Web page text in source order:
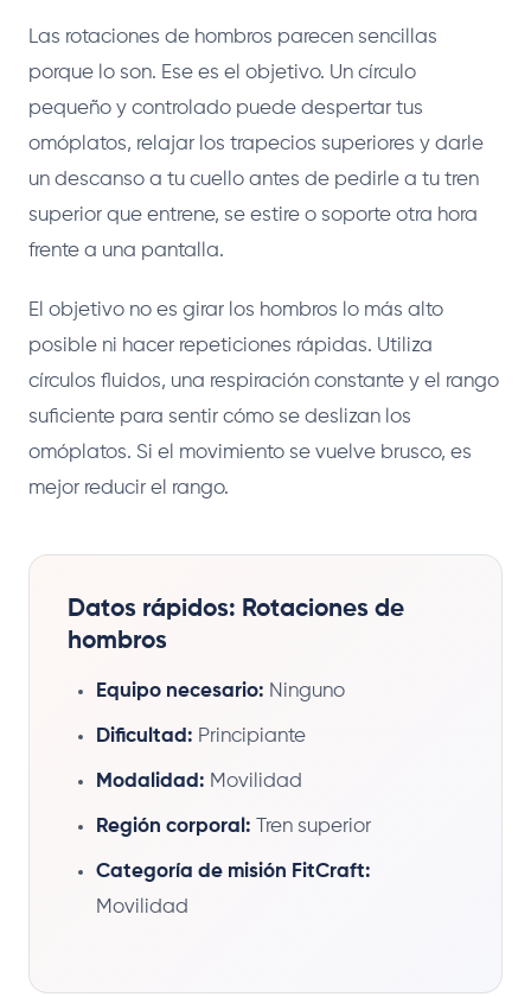
Las rotaciones de hombros parecen sencillas
porque lo son. Ese es el objetivo. Un círculo
pequeño y controlado puede despertar tus
omóplatos, relajar los trapecios superiores y darle
un descanso a tu cuello antes de pedirle a tu tren
superior que entrene, se estire o soporte otra hora
frente a una pantalla.
El objetivo no es girar los hombros lo más alto
posible ni hacer repeticiones rápidas. Utiliza
círculos fluidos, una respiración constante y el rango
suficiente para sentir cómo se deslizan los
omóplatos. Si el movimiento se vuelve brusco, es
mejor reducir el rango.
Datos rápidos: Rotaciones de
hombros
Equipo necesario: Ninguno
Dificultad: Principiante
Modalidad: Movilidad
Región corporal: Tren superior
Categoría de misión FitCraft:
Movilidad